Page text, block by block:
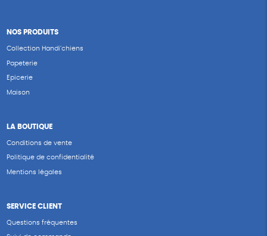
NOS PRODUITS
Collection Handi’chiens
Papeterie
Epicerie
Maison
LA BOUTIQUE
Conditions de vente
Politique de confidentialité
Mentions légales
SERVICE CLIENT
Questions fréquentes